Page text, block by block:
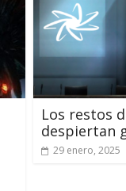
Los restos
despiertan
29 enero, 2025